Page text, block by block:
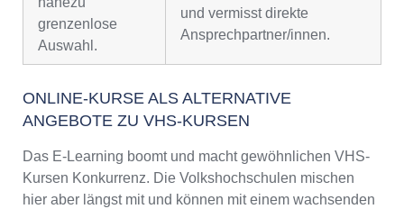
grenzenlose
Auswahl.
und vermisst direkte
Ansprechpartner/innen.
ONLINE-KURSE ALS ALTERNATIVE
ANGEBOTE ZU VHS-KURSEN
Das E-Learning boomt und macht gewöhnlichen VHS-
Kursen Konkurrenz. Die Volkshochschulen mischen
hier aber längst mit und können mit einem wachsenden